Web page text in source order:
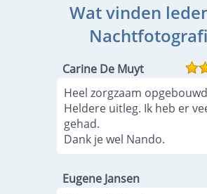
Wat vinden
Carine De Muyt
Heel zorgzaam
Heldere uitleg. Ik heb er
gehad.
Dank je wel Nando.
Eugene Jansen